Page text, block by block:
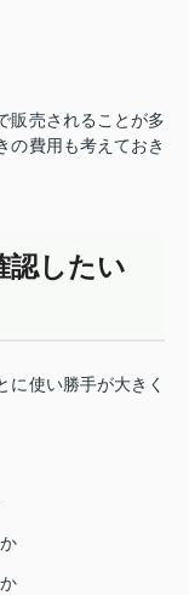
販売されることが多
の費用も考えておき
認したい
に使い勝手が大きく